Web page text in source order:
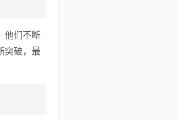
他们不断
突破，最